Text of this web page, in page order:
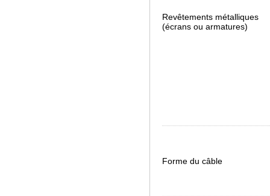
Revêtements métalliques
(écrans ou armatures)
Forme du câble